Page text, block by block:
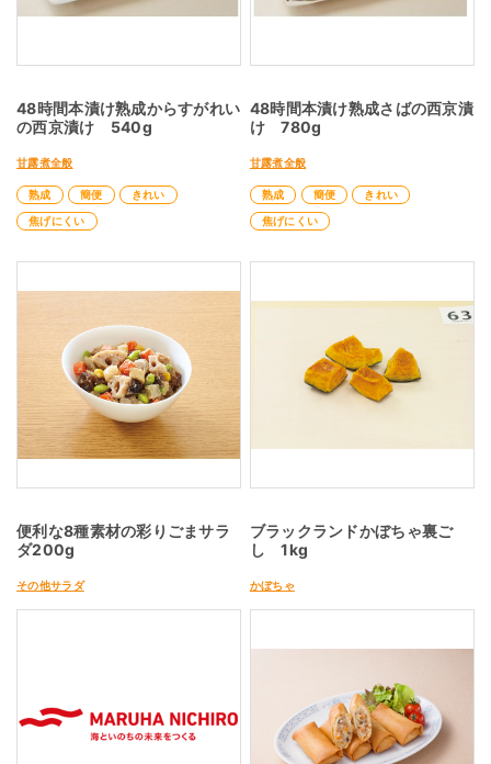
48時間本漬け熟成からすがれい
の西京漬け 540g
甘露煮全般
熟成 簡便
きれい
焦げにくい
48時間本漬け熟成さばの西京漬
け 780g
甘露煮全般
熟成 簡便
きれい
焦げにくい
便利な8種素材の彩りごまサラ
ダ200g
その他サラダ
ブラックランドかぼちゃ裏ご
し 1kg
かぼちゃ